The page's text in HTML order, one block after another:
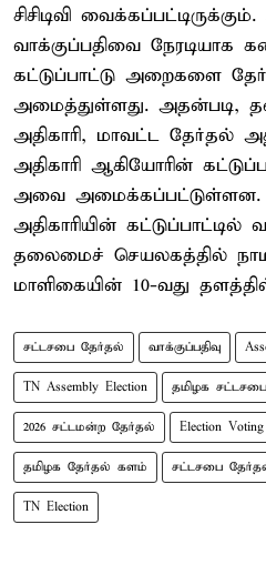
சிசிடிவி
வாக்குப்பதிவை
கட்டுப்பாட்டு அறைகளை
அமைத்துள்ளது. அதன்படி,
அதிகாரி, மாவட்ட தேர்தல்
அதிகாரி ஆகியோரின்
அவை
அதிகாரியின்
தலைமைச் செயலகத்தில்
மாளிகையின் 10-வது
சட்டசபை தேர்தல் வாக்குப்பதிவு
TN Assembly Election தமிழக
2026 சட்டமன்ற தேர்தல் Election Voting
தமிழக தேர்தல் களம் சட்டசபை
TN Election